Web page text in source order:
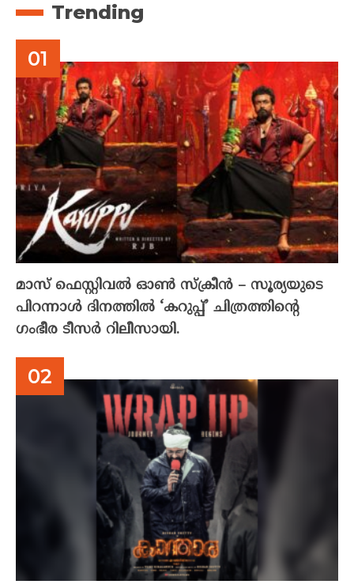
Trending
മാസ് ഫെസ്റ്റിവൽ ഓൺ സ്‌ക്രീൻ – സൂര്യയുടെ
പിറന്നാൾ ദിനത്തിൽ ‘കറുപ്പ്’ ചിത്രത്തിന്റെ
ഗംഭീര ടീസർ റിലീസായി.